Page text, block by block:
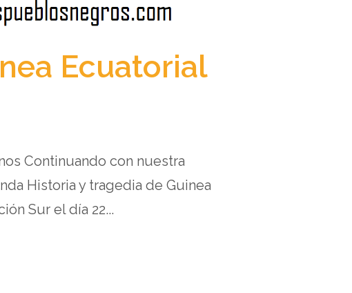
Ecuatorial
Continuando con nuestra
Historia y tragedia de Guinea
Sur el día 22...